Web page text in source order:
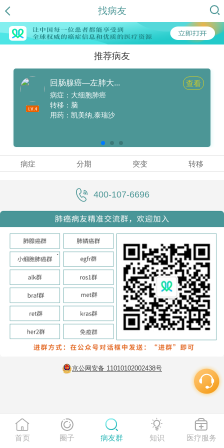
找病友
推荐病友
回肠腺癌—左肺大... 查看
病症：大细胞肺癌
转移：脑
用药：凯美纳,泰瑞沙
病症 分期 突变 转移
400-107-6696
京公网安备 11010102002438号
首页 圈子 病友群 知识 医疗服务